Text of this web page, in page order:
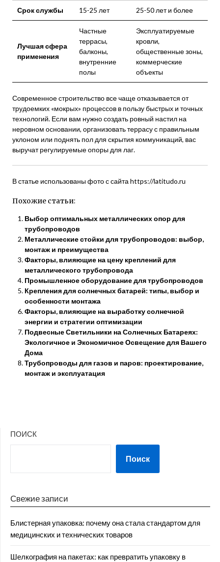
Срок службы 15-25 лет 25-50 лет и более
Лучшая сфера
применения
Частные
террасы,
балконы,
внутренние
полы
Эксплуатируемые
кровли,
общественные зоны,
коммерческие
объекты
Современное строительство все чаще отказывается от
трудоемких «мокрых» процессов в пользу быстрых и точных
технологий. Если вам нужно создать ровный настил на
неровном основании, организовать террасу с правильным
уклоном или поднять пол для скрытия коммуникаций, вас
выручат регулируемые опоры для лаг.
В статье использованы фото с сайта https://latitudo.ru
Похожие статьи:
Выбор оптимальных металлических опор для
трубопроводов
Металлические стойки для трубопроводов: выбор,
монтаж и преимущества
Факторы, влияющие на цену креплений для
металлического трубопровода
Промышленное оборудование для трубопроводов
Крепления для солнечных батарей: типы, выбор и
особенности монтажа
Факторы, влияющие на выработку солнечной
энергии и стратегии оптимизации
Подвесные Светильники на Солнечных Батареях:
Экологичное и Экономичное Освещение для Вашего
Дома
Трубопроводы для газов и паров: проектирование,
монтаж и эксплуатация
ПОИСК
Поиск
Свежие записи
Блистерная упаковка: почему она стала стандартом для
медицинских и технических товаров
Шелкография на пакетах: как превратить упаковку в